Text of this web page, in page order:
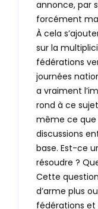
annonce, par
forcément
À cela
sur la
fédérations
journées
a vraiment
rond à ce
même ce que
discussions
base. Est-ce
résoudre ?
Cette
d’arme plus
fédérations et